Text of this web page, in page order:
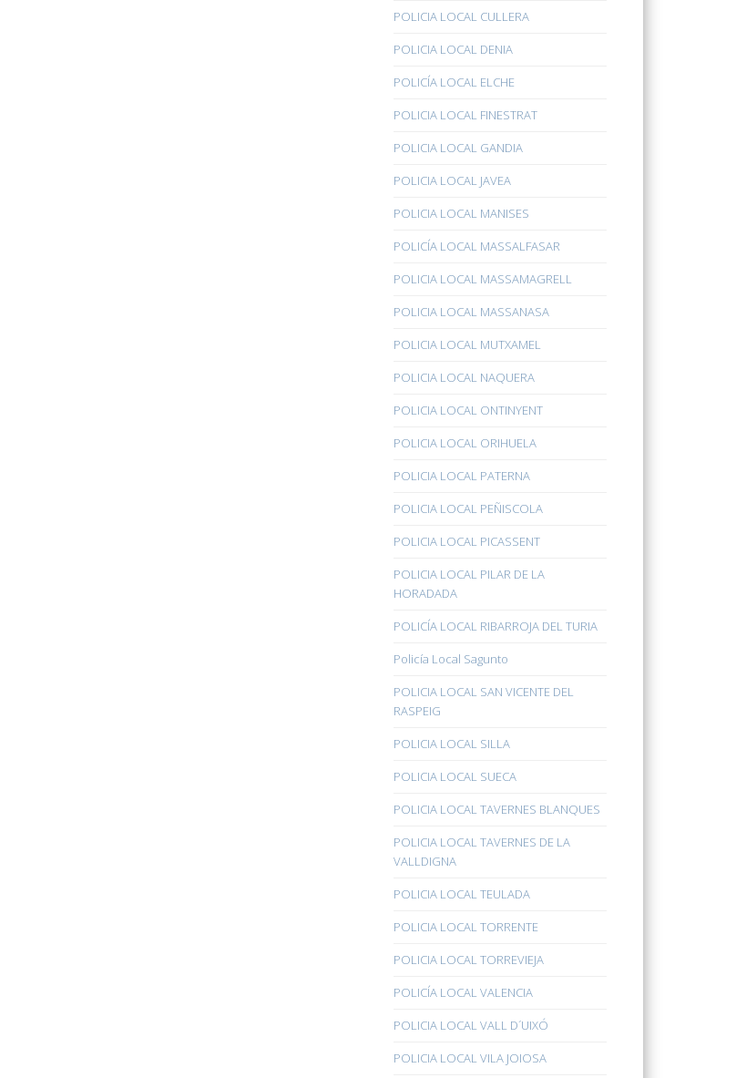
POLICIA LOCAL CULLERA
POLICIA LOCAL DENIA
POLICÍA LOCAL ELCHE
POLICIA LOCAL FINESTRAT
POLICIA LOCAL GANDIA
POLICIA LOCAL JAVEA
POLICIA LOCAL MANISES
POLICÍA LOCAL MASSALFASAR
POLICIA LOCAL MASSAMAGRELL
POLICIA LOCAL MASSANASA
POLICIA LOCAL MUTXAMEL
POLICIA LOCAL NAQUERA
POLICIA LOCAL ONTINYENT
POLICIA LOCAL ORIHUELA
POLICIA LOCAL PATERNA
POLICIA LOCAL PEÑISCOLA
POLICIA LOCAL PICASSENT
POLICIA LOCAL PILAR DE LA
HORADADA
POLICÍA LOCAL RIBARROJA DEL TURIA
Policía Local Sagunto
POLICIA LOCAL SAN VICENTE DEL
RASPEIG
POLICIA LOCAL SILLA
POLICIA LOCAL SUECA
POLICIA LOCAL TAVERNES BLANQUES
POLICIA LOCAL TAVERNES DE LA
VALLDIGNA
POLICIA LOCAL TEULADA
POLICIA LOCAL TORRENTE
POLICIA LOCAL TORREVIEJA
POLICÍA LOCAL VALENCIA
POLICIA LOCAL VALL D´UIXÓ
POLICIA LOCAL VILA JOIOSA